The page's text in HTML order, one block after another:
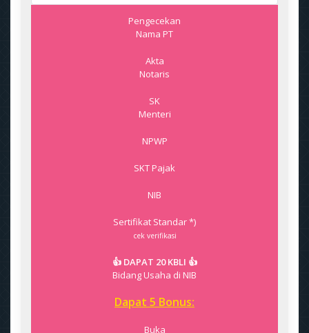
Pengecekan
Nama PT
Akta
Notaris
SK
Menteri
NPWP
SKT Pajak
NIB
Sertifikat Standar *)
cek verifikasi
👍 DAPAT 20 KBLI 👍
Bidang Usaha di NIB
Dapat 5 Bonus:
Buka